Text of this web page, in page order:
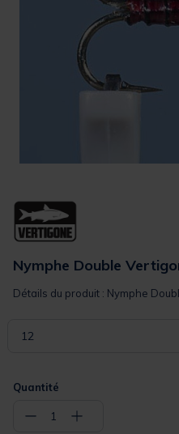
Nymphe Double
Détails du produit : Nymphe
12
Quantité
− 1 +